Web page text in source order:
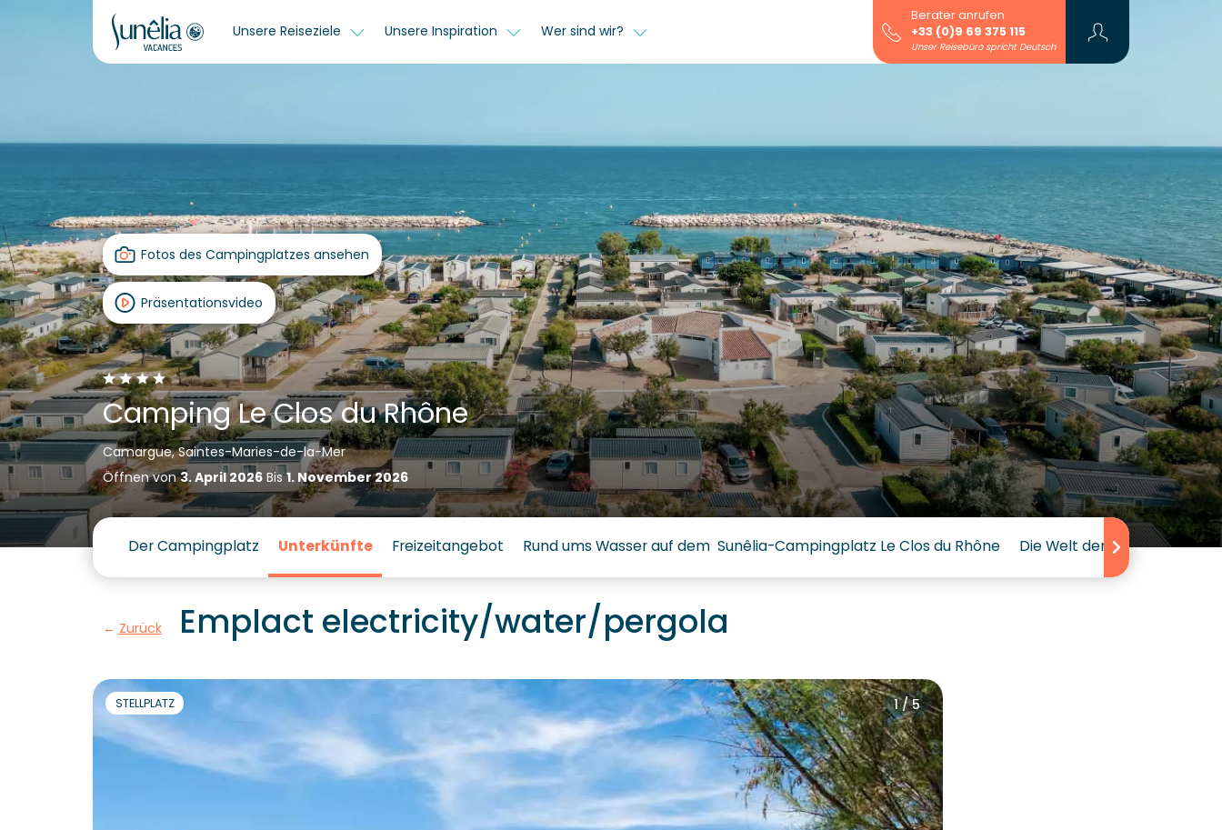
Unsere Reiseziele Unsere Inspiration Wer sind wir?
Berater anrufen
+33 (0)9 69 375 115
Unser Reisebüro spricht Deutsch
Fotos des Campingplatzes ansehen
Präsentationsvideo
Camping Le Clos du Rhône
Camargue, Saintes-Maries-de-la-Mer
Öffnen von3. April 2026Bis1. November 2026
Der Campingplatz Unterkünfte Freizeitangebot Rund ums Wasser auf dem Sunêlia-Campingplatz Le Clos du Rhône Die Welt der Kinder auf
Zurück Emplact electricity/water/pergola
1 / 5
STELLPLATZ